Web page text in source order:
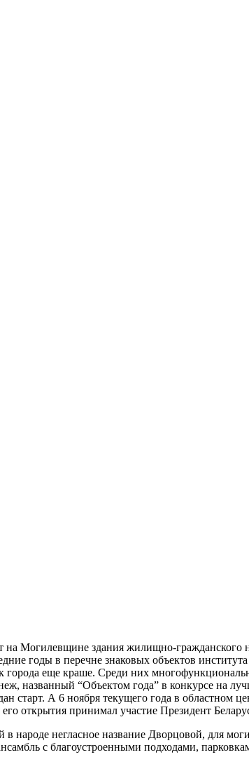
на Могилевщине здания жилищно-гражданского
годы в перечне знаковых объектов
города еще краше. Среди них
названный “Объектом года” в конкурсе на
старт. А 6 ноября текущего года в областном
открытия принимал участие Президент
негласное название Дворцовой, для
с благоустроенными подходами,